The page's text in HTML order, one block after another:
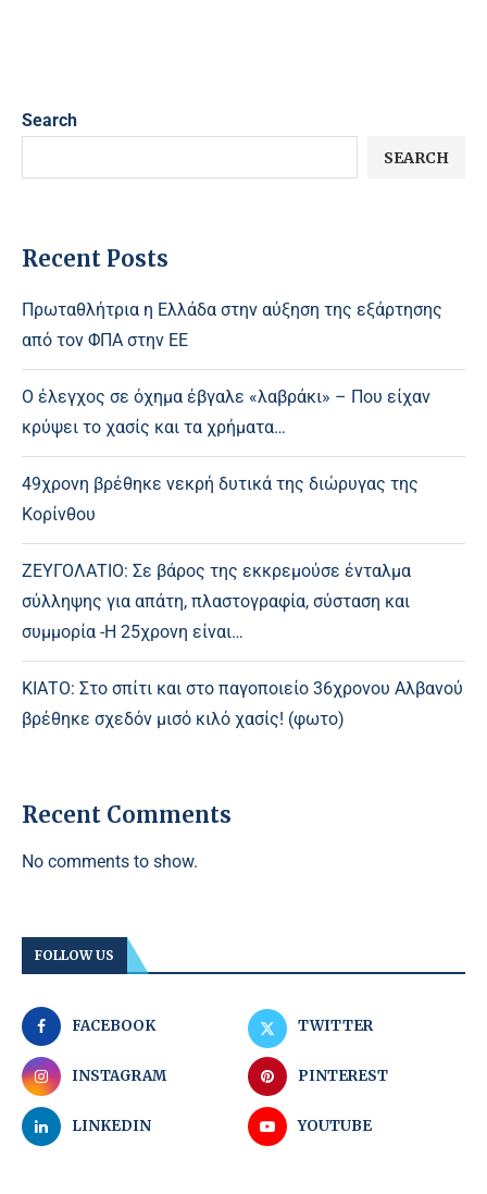
Search
SEARCH
Recent Posts
Πρωταθλήτρια η Ελλάδα στην αύξηση της εξάρτησης
από τον ΦΠΑ στην ΕΕ
Ο έλεγχος σε όχημα έβγαλε «λαβράκι» – Που είχαν
κρύψει το χασίς και τα χρήματα…
49χρονη βρέθηκε νεκρή δυτικά της διώρυγας της
Κορίνθου
ΖΕΥΓΟΛΑΤΙΟ: Σε βάρος της εκκρεμούσε ένταλμα
σύλληψης για απάτη, πλαστογραφία, σύσταση και
συμμορία -Η 25χρονη είναι…
ΚΙΑΤΟ: Στο σπίτι και στο παγοποιείο 36χρονου Αλβανού
βρέθηκε σχεδόν μισό κιλό χασίς! (φωτο)
Recent Comments
No comments to show.
FOLLOW US
FACEBOOK TWITTER
INSTAGRAM PINTEREST
LINKEDIN YOUTUBE